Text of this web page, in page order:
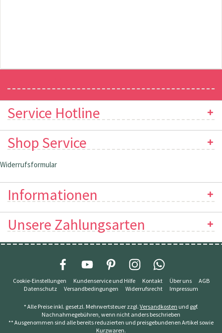
Service Hotline
Shop Service
Widerrufsformular
Informationen
Unsere Zahlungsarten
Cookie-Einstellungen Kundenservice und Hilfe Kontakt Über uns
AGB
Datenschutz
Versandbedingungen Widerrufsrecht Impressum
* Alle Preise inkl. gesetzl. Mehrwertsteuer zzgl. Versandkosten und ggf.
Nachnahmegebühren, wenn nicht anders beschrieben
** Ausgenommen sind alle bereits reduzierten und preisgebundenen Artikel sowie
Kurzwaren.